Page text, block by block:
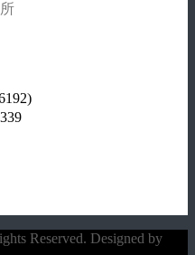
Reserved. Designed by